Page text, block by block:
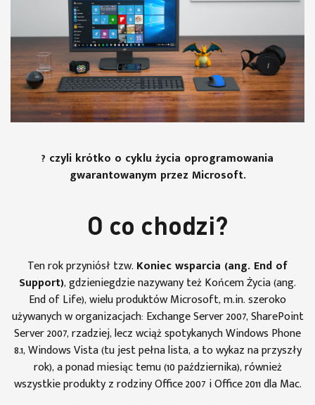
? czyli krótko o cyklu życia oprogramowania
gwarantowanym przez Microsoft.
O co chodzi?
Ten rok przyniósł tzw. Koniec wsparcia (ang. End of
Support), gdzieniegdzie nazywany też Końcem Życia (ang.
End of Life), wielu produktów Microsoft, m.in. szeroko
używanych w organizacjach: Exchange Server 2007, SharePoint
Server 2007, rzadziej, lecz wciąż spotykanych Windows Phone
8.1, Windows Vista (tu jestpełna lista, a to wykazna przyszły
rok), a ponad miesiąc temu (10 października), również
wszystkie produkty z rodzinyOffice 2007 iOffice 2011 dla Mac.